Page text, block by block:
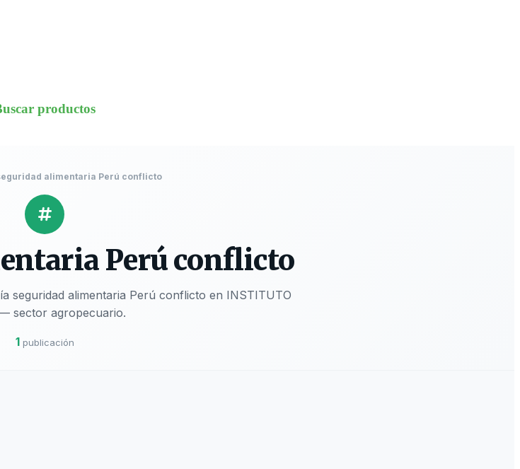
productos
alimentaria Perú conflicto
Perú conflicto
seguridad alimentaria Perú conflicto en INSTITUTO
sector agropecuario.
1 publicación